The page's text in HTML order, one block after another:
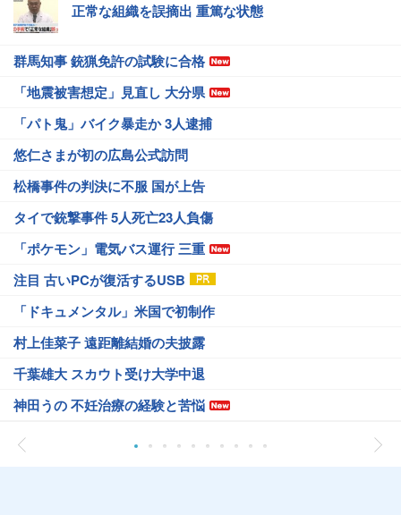
正常な組織を誤摘出 重篤な状態
群馬知事 銃猟免許の試験に合格
「地震被害想定」見直し 大分県
「パト鬼」バイク暴走か 3人逮捕
悠仁さまが初の広島公式訪問
松橋事件の判決に不服 国が上告
タイで銃撃事件 5人死亡23人負傷
「ポケモン」電気バス運行 三重
注目 古いPCが復活するUSB
「ドキュメンタル」米国で初制作
村上佳菜子 遠距離結婚の夫披露
千葉雄大 スカウト受け大学中退
神田うの 不妊治療の経験と苦悩